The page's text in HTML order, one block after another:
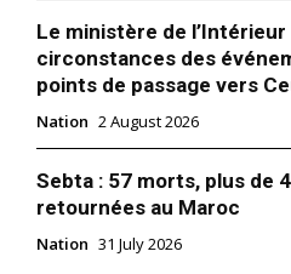
Le ministère de
circonstances des
points de passage vers
Nation 2 August 2026
Sebta : 57 morts, plus de
retournées au Maroc
Nation 31 July 2026